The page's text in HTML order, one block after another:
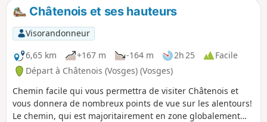
Châtenois et ses hauteurs
Visorandonneur
6,65 km
+167 m -164 m 2h 25
Facile
Départ à Châtenois (Vosges) (Vosges)
Chemin facile qui vous permettra de visiter Châtenois et
vous donnera de nombreux points de vue sur les alentours!
Le chemin, qui est majoritairement en zone globalement